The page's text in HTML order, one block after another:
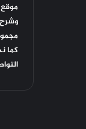
موقع
وشرح
كما